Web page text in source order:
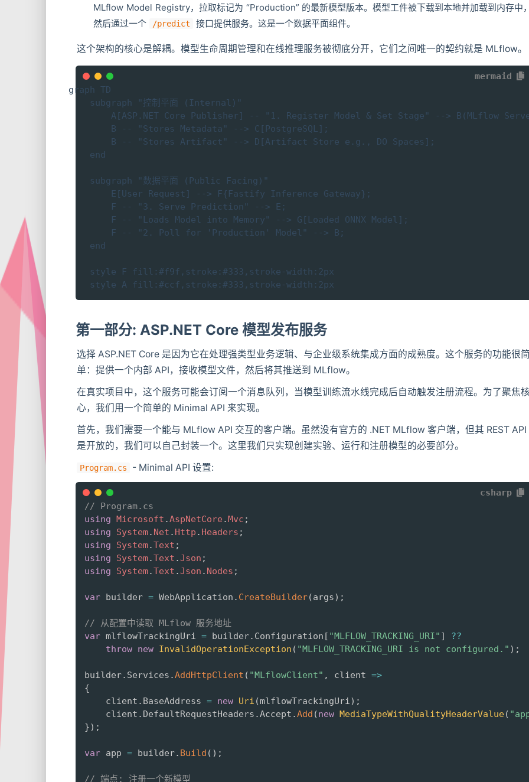
MLflow Model Registry，拉取标记为 “Production” 的最新模型版本。模型工件被下载到本地并加载到内存中
然后通过一个
/predict 接口提供服务。这是一个数据平面组件。
这个架构的核心是解耦。模型生命周期管理和在线推理服务被彻底分开，它们之间唯一的契约就是 MLflow。
mermaid
graph TD
    subgraph "控制平面 (Internal)"
A[ASP.NET Core Publisher] -- "1. Register Model & Set Stage" --> B(MLflow
        B -- "Stores Metadata" --> C[PostgreSQL];
        B -- "Stores Artifact" --> D[Artifact Store e.g., DO Spaces];
    end
    subgraph "数据平面 (Public Facing)"
        E[User Request] --> F{Fastify Inference Gateway};
        F -- "3. Serve Prediction" --> E;
        F -- "Loads Model into Memory" --> G[Loaded ONNX Model];
        F -- "2. Poll for 'Production' Model" --> B;
    end
    style F fill:#f9f,stroke:#333,stroke-width:2px
    style A fill:#ccf,stroke:#333,stroke-width:2px
第一部分: ASP.NET Core 模型发布服务
选择 ASP.NET Core 是因为它在处理强类型业务逻辑、与企业级系统集成方面的成熟度。这个服务的功能很
单：提供一个内部 API，接收模型文件，然后将其推送到 MLflow。
在真实项目中，这个服务可能会订阅一个消息队列，当模型训练流水线完成后自动触发注册流程。为了聚焦
心，我们用一个简单的 Minimal API 来实现。
首先，我们需要一个能与 MLflow API 交互的客户端。虽然没有官方的 .NET MLflow 客户端，但其 REST API
是开放的，我们可以自己封装一个。这里我们只实现创建实验、运行和注册模型的必要部分。
Program.cs - Minimal API 设置:
csharp
// Program.cs
using Microsoft .AspNetCore.Mvc ;
using
System. Net . Http . Headers ;
using
System.Text ;
using
System.Text .Json ;
using
System.Text .Json . Nodes ;
var builder = WebApplication . CreateBuilder(args) ;
// 从配置中读取 MLflow 服务地址
var mlflowTrackingUri = builder. Configuration [ "MLFLOW_TRACKING_URI" ]
??
throw new InvalidOperationException ( "MLFLOW_TRACKING_URI is not configured." ) ;
builder. Services .AddHttpClient ( "MLflowClient" , client =>
{
    client
. BaseAddress = new Uri (mlflowTrackingUri ) ;
    client
. DefaultRequestHeaders .Accept .Add (new MediaTypeWithQualityHeaderValue(
}) ;
var app = builder. Build ( ) ;
// 端点: 注册一个新模型